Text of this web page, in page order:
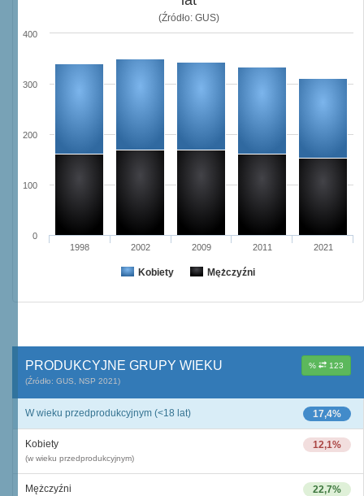
(Źródło: GUS)
Kobiety Mężczyźni
1998 2002 2009 2011 2021
0
100
200
300
400
% 123
PRODUKCYJNE GRUPY WIEKU
(Źródło: GUS, NSP 2021)
17,4%
W wieku przedprodukcyjnym (<18 lat)
12,1%
Kobiety
(w wieku przedprodukcyjnym)
22,7%
Mężczyźni